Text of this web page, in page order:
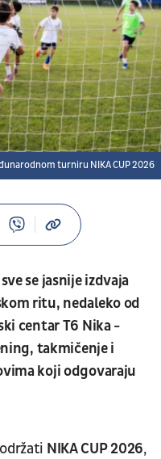
turniru NIKA CUP 2026
se jasnije izdvaja
ritu, nedaleko od
centar T6 Nika -
takmičenje i
koji odgovaraju
NIKA CUP 2026,